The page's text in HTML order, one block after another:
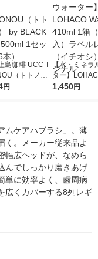
島珈琲 UCC T
（トトノ
BLACK無糖 5
円
【水・ミネラ
ター】
r 410ml 1箱（
1,450円
ムケアハブラシ」。薄
く。メーカー従来品よ
幅広ヘッドが、なめら
んでしっかり磨きあげ
単に効率よく、歯周病
広くカバーする8列レギ